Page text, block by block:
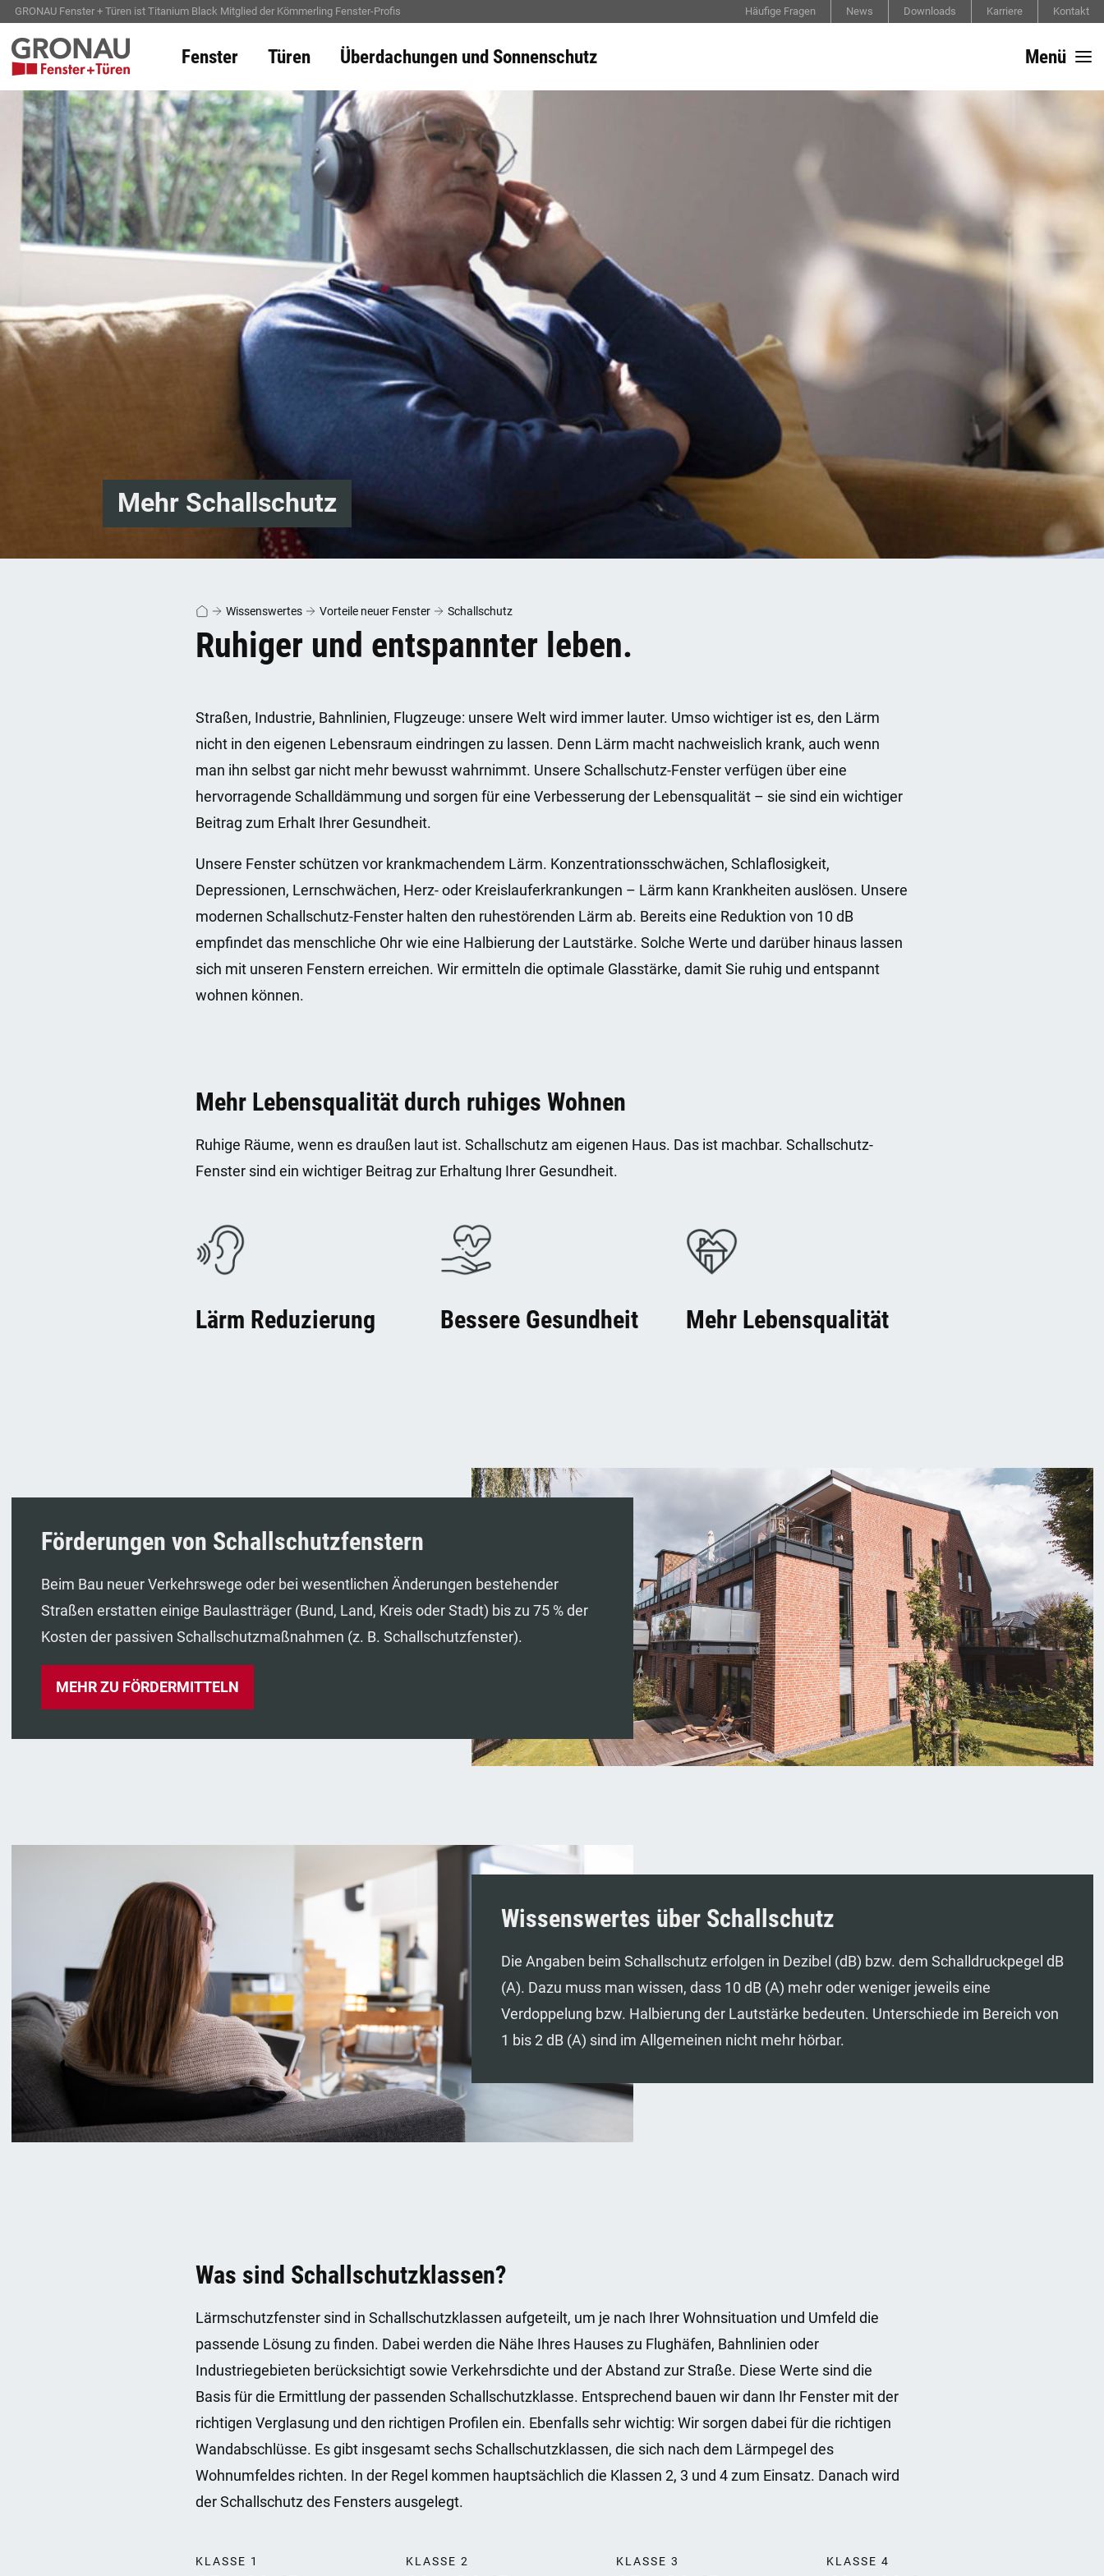
GRONAU Fenster + Türen ist Titanium Black Mitglied der Kömmerling Fenster-Profis Häufige Fragen News Downloads Karriere Kontakt
Fenster Türen Überdachungen und Sonnenschutz Menü
Mehr Schallschutz
Wissenswertes Vorteile neuer Fenster Schallschutz
Ruhiger und entspannter leben.
Straßen, Industrie, Bahnlinien, Flugzeuge: unsere Welt wird immer lauter. Umso wichtiger ist es, den Lärm
nicht in den eigenen Lebensraum eindringen zu lassen. Denn Lärm macht nachweislich krank, auch wenn
man ihn selbst gar nicht mehr bewusst wahrnimmt. Unsere Schallschutz-Fenster verfügen über eine
hervorragende Schalldämmung und sorgen für eine Verbesserung der Lebensqualität – sie sind ein wichtiger
Beitrag zum Erhalt Ihrer Gesundheit.
Unsere Fenster schützen vor krankmachendem Lärm. Konzentrationsschwächen, Schlaflosigkeit,
Depressionen, Lernschwächen, Herz- oder Kreislauferkrankungen – Lärm kann Krankheiten auslösen. Unsere
modernen Schallschutz-Fenster halten den ruhestörenden Lärm ab. Bereits eine Reduktion von 10 dB
empfindet das menschliche Ohr wie eine Halbierung der Lautstärke. Solche Werte und darüber hinaus lassen
sich mit unseren Fenstern erreichen. Wir ermitteln die optimale Glasstärke, damit Sie ruhig und entspannt
wohnen können.
Mehr Lebensqualität durch ruhiges Wohnen
Ruhige Räume, wenn es draußen laut ist. Schallschutz am eigenen Haus. Das ist machbar. Schallschutz-
Fenster sind ein wichtiger Beitrag zur Erhaltung Ihrer Gesundheit.
Lärm Reduzierung Bessere Gesundheit Mehr Lebensqualität
Förderungen von Schallschutzfenstern
Beim Bau neuer Verkehrswege oder bei wesentlichen Änderungen bestehender
Straßen erstatten einige Baulastträger (Bund, Land, Kreis oder Stadt) bis zu 75 % der
Kosten der passiven Schallschutzmaßnahmen (z. B. Schallschutzfenster).
MEHR ZU FÖRDERMITTELN
Wissenswertes über Schallschutz
Die Angaben beim Schallschutz erfolgen in Dezibel (dB) bzw. dem Schalldruckpegel dB
(A). Dazu muss man wissen, dass 10 dB (A) mehr oder weniger jeweils eine
Verdoppelung bzw. Halbierung der Lautstärke bedeuten. Unterschiede im Bereich von
1 bis 2 dB (A) sind im Allgemeinen nicht mehr hörbar.
Was sind Schallschutzklassen?
Lärmschutzfenster sind in Schallschutzklassen aufgeteilt, um je nach Ihrer Wohnsituation und Umfeld die
passende Lösung zu finden. Dabei werden die Nähe Ihres Hauses zu Flughäfen, Bahnlinien oder
Industriegebieten berücksichtigt sowie Verkehrsdichte und der Abstand zur Straße. Diese Werte sind die
Basis für die Ermittlung der passenden Schallschutzklasse. Entsprechend bauen wir dann Ihr Fenster mit der
richtigen Verglasung und den richtigen Profilen ein. Ebenfalls sehr wichtig: Wir sorgen dabei für die richtigen
Wandabschlüsse. Es gibt insgesamt sechs Schallschutzklassen, die sich nach dem Lärmpegel des
Wohnumfeldes richten. In der Regel kommen hauptsächlich die Klassen 2, 3 und 4 zum Einsatz. Danach wird
der Schallschutz des Fensters ausgelegt.
KLASSE 1 KLASSE 2 KLASSE 3 KLASSE 4